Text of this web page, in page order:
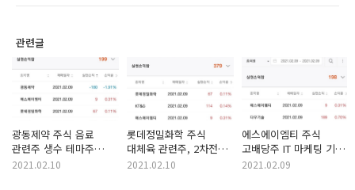
관련글
광동제약 주식 음료
관련주 생수 테마주
삼다수, 우황청심원,
2021.02.10
롯데정밀화학 주식
대체육 관련주, 2차전지
관련주, 태풍 테마주,
2021.02.10
에스에이엠티 주식
고배당주 IT 마케팅 기업
삼성 연관 기업 메모리
2021.02.09